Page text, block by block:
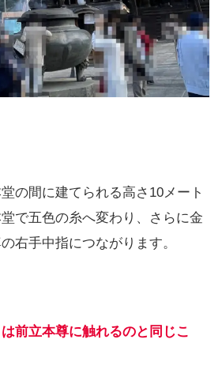
の間に建てられる高さ10メート
で五色の糸へ変わり、さらに金
右手中指につながります。
前立本尊に触れるのと同じこ